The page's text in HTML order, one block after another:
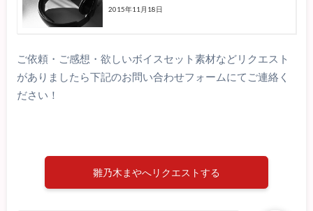
2015年11月18日
ご依頼・ご感想・欲しいボイスセット素材などリクエスト
がありましたら下記のお問い合わせフォームにてご連絡く
ださい！
雛乃木まやへリクエストする